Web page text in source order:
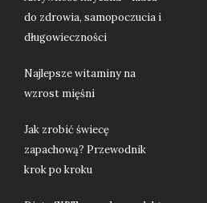
do zdrowia, samopoczucia i
długowieczności
Najlepsze witaminy na
wzrost mięśni
Jak zrobić świecę
zapachową? Przewodnik
krok po kroku